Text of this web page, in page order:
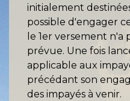
initialement
possible d'engager
le 1er versement n'a
prévue. Une fois
applicable aux
précédant son
des impayés à venir.